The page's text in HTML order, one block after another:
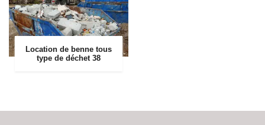
Location de benne tous
type de déchet 38